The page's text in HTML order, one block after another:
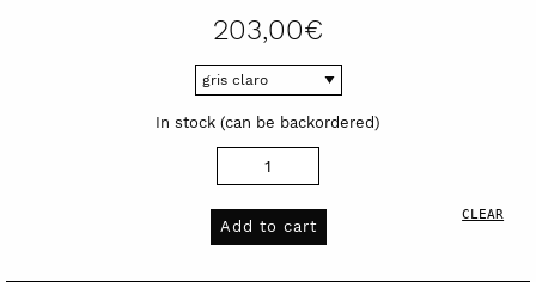
203,00€
CLEAR
In stock (can be backordered)
Add to cart